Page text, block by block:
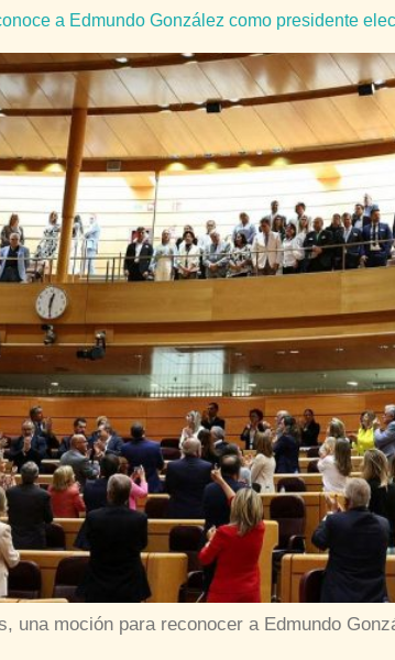
a Edmundo González como presidente
una moción para reconocer a Edmundo